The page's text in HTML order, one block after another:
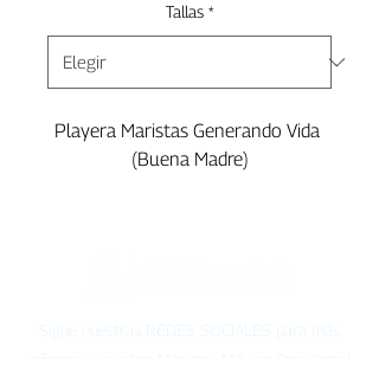
Tallas *
Playera Maristas Generando Vida
(Buena Madre)